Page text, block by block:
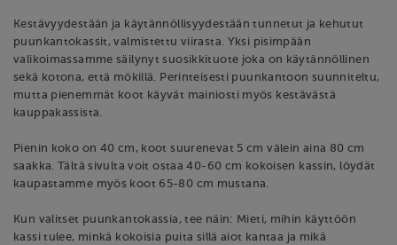
Kestävyydestään ja käytännöllisyydestään tunnetut ja kehutut
puunkantokassit, valmistettu viirasta. Yksi pisimpään
valikoimassamme säilynyt suosikkituote joka on käytännöllinen
sekä kotona, että mökillä. Perinteisesti puunkantoon suunniteltu,
mutta pienemmät koot käyvät mainiosti myös kestävästä
kauppakassista.
Pienin koko on 40 cm, koot suurenevat 5 cm välein aina 80 cm
saakka. Tältä sivulta voit ostaa 40-60 cm kokoisen kassin, löydät
kaupastamme myös koot 65-80 cm mustana.
Kun valitset puunkantokassia, tee näin: Mieti, mihin käyttöön
kassi tulee, minkä kokoisia puita sillä aiot kantaa ja mikä